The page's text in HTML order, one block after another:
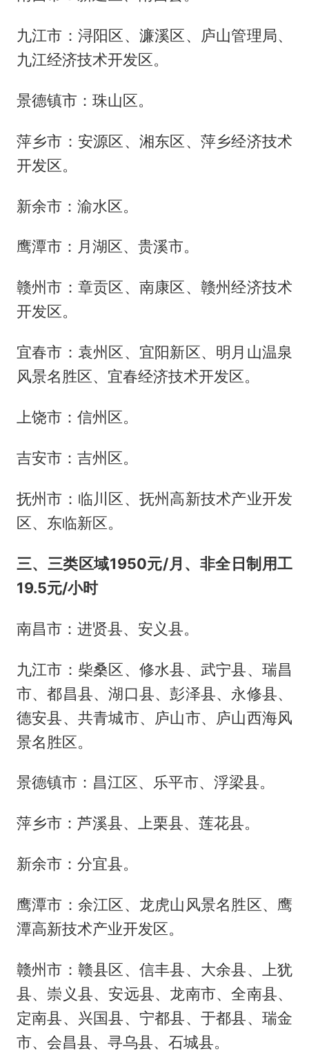
九江市：浔阳区、濂溪区、庐山管理局、
九江经济技术开发区。
景德镇市：珠山区。
萍乡市：安源区、湘东区、萍乡经济技术
开发区。
新余市：渝水区。
鹰潭市：月湖区、贵溪市。
赣州市：章贡区、南康区、赣州经济技术
开发区。
宜春市：袁州区、宜阳新区、明月山温泉
风景名胜区、宜春经济技术开发区。
上饶市：信州区。
吉安市：吉州区。
抚州市：临川区、抚州高新技术产业开发
区、东临新区。
三、三类区域1950元/月、非全日制用工
19.5元/小时
南昌市：进贤县、安义县。
九江市：柴桑区、修水县、武宁县、瑞昌
市、都昌县、湖口县、彭泽县、永修县、
德安县、共青城市、庐山市、庐山西海风
景名胜区。
景德镇市：昌江区、乐平市、浮梁县。
萍乡市：芦溪县、上栗县、莲花县。
新余市：分宜县。
鹰潭市：余江区、龙虎山风景名胜区、鹰
潭高新技术产业开发区。
赣州市：赣县区、信丰县、大余县、上犹
县、崇义县、安远县、龙南市、全南县、
定南县、兴国县、宁都县、于都县、瑞金
市、会昌县、寻乌县、石城县。